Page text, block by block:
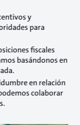
y
para
fiscales
basándonos en
en relación
colaborar